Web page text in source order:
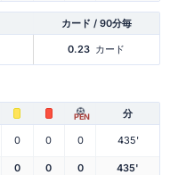
カード / 90分毎
0.23 カード
PEN
分
0 0 0 435'
0 0 0 435'